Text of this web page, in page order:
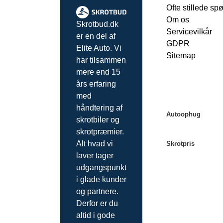
Skrotbud.dk
er en del af
Elite Auto. Vi
har tilsammen
mere end 15
års erfaring
med
håndtering af
skrotbiler og
skrotpræmier.
Alt hvad vi
laver tager
udgangspunkt
i glade kunder
og partnere.
Derfor er du
altid i gode
Ofte stillede
Om os
Servicevilkår
GDPR
Sitemap
Autoophug
Autoophug
Skrotpris